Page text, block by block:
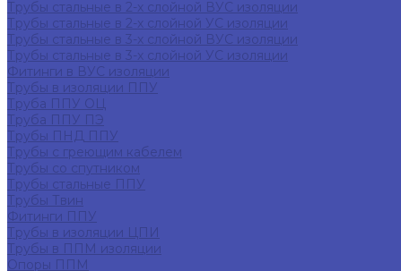
Трубы стальные в 2-х слойной ВУС изоляции
Трубы стальные в 2-х слойной УС изоляции
Трубы стальные в 3-х слойной ВУС изоляции
Трубы стальные в 3-х слойной УС изоляции
Фитинги в ВУС изоляции
Трубы в изоляции ППУ
Труба ППУ ОЦ
Труба ППУ ПЭ
Трубы ПНД ППУ
Трубы с греющим кабелем
Трубы со спутником
Трубы стальные ППУ
Трубы Твин
Фитинги ППУ
Трубы в изоляции ЦПИ
Трубы в ППМ изоляции
Опоры ППМ